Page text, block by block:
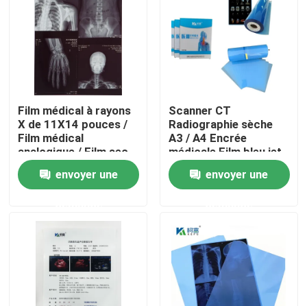
Aperçu
A propos de nous
Film médical à rayons
X de 11X14 pouces /
Film médical
analogique / Film sec
envoyer une
Scanner CT
Radiographie sèche
A3 / A4 Encrée
médicale Film bleu jet
Film PET à rayons X
envoyer une